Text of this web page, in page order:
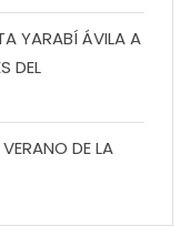
YARABÍ ÁVILA A
DEL
DE LA